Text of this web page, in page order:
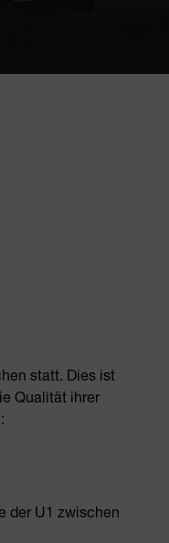
statt. Dies ist
Qualität ihrer
der U1 zwischen